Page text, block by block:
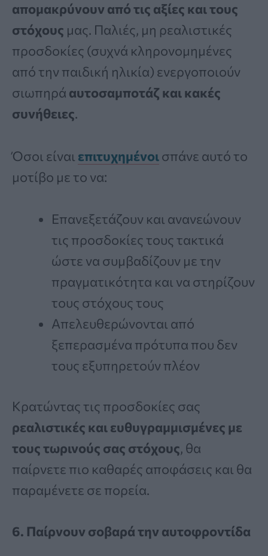
απομακρύνουν από τις αξίες και τους
στόχους μας. Παλιές, μη ρεαλιστικές
προσδοκίες (συχνά κληρονομημένες
από την παιδική ηλικία) ενεργοποιούν
σιωπηρά αυτοσαμποτάζ και κακές
συνήθειες.
Όσοι είναι επιτυχημένοισπάνε αυτό το
μοτίβο με το να:
Επανεξετάζουν και ανανεώνουν
τις προσδοκίες τους τακτικά
ώστε να συμβαδίζουν με την
πραγματικότητα και να στηρίζουν
τους στόχους τους
Απελευθερώνονται από
ξεπερασμένα πρότυπα που δεν
τους εξυπηρετούν πλέον
Κρατώντας τις προσδοκίες σας
ρεαλιστικές και ευθυγραμμισμένες με
τους τωρινούς σας στόχους, θα
παίρνετε πιο καθαρές αποφάσεις και θα
παραμένετε σε πορεία.
6. Παίρνουν σοβαρά την αυτοφροντίδα